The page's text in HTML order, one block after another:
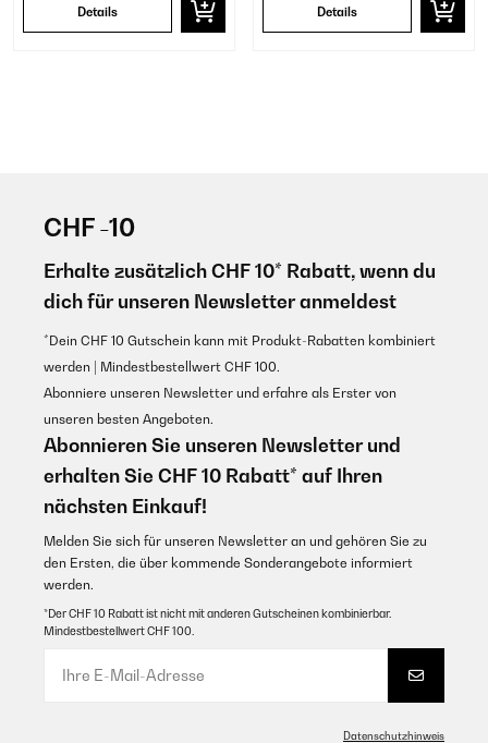
Details Details
CHF -10
Erhalte zusätzlich CHF 10* Rabatt, wenn du
dich für unseren Newsletter anmeldest
*Dein CHF 10 Gutschein kann mit Produkt-Rabatten kombiniert
werden | Mindestbestellwert CHF 100.
Abonniere unseren Newsletter und erfahre als Erster von
unseren besten Angeboten.
Abonnieren Sie unseren Newsletter und
erhalten Sie CHF 10 Rabatt* auf Ihren
nächsten Einkauf!
Melden Sie sich für unseren Newsletter an und gehören Sie zu
den Ersten, die über kommende Sonderangebote informiert
werden.
*Der CHF 10 Rabatt ist nicht mit anderen Gutscheinen kombinierbar.
Mindestbestellwert CHF 100.
Datenschutzhinweis